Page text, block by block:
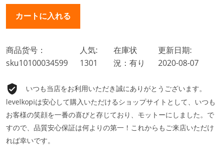
商品货号：
sku10100034599
人気:
1301
在庫状
況：有り
更新日期:
2020-08-07
いつも当店をお利用いただき誠にありがとうございます。
levelkopiは安心して購入いただけるショップサイトとして、いつも
お客様の笑顔を一番の喜びと存じており、モットーにしました。で
すので、品質安心保証は何よりの第一！これからもご来店いただけ
れば幸いです。